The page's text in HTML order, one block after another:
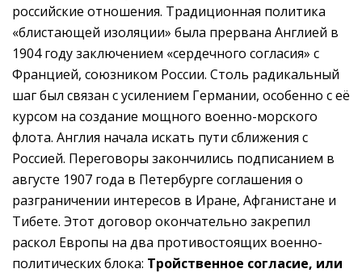
российские отношения. Традиционная политика
«блистающей изоляции» была прервана Англией в
1904 году заключением «сердечного согласия» с
Францией, союзником России. Столь радикальный
шаг был связан с усилением Германии, особенно с её
курсом на создание мощного военно-морского
флота. Англия начала искать пути сближения с
Россией. Переговоры закончились подписанием в
августе 1907 года в Петербурге соглашения о
разграничении интересов в Иране, Афганистане и
Тибете. Этот договор окончательно закрепил
раскол Европы на два противостоящих военно-
политических блока: Тройственное согласие, или